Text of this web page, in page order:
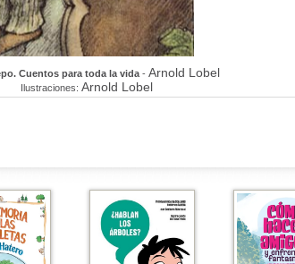
Cuentos para toda la vida- Arnold Lobel
Ilustraciones: Arnold Lobel